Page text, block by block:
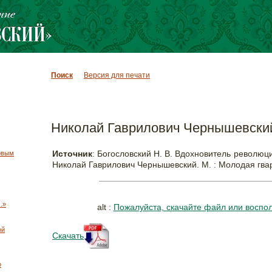
Поиск Версия для печати
Николай Гаврилович
Источник: Богословский Н. В. Вдохновитель
Николай Гаврилович Чернышевский. М. : Молодая
alt : Пожалуйста, скачайте файл или
Скачать